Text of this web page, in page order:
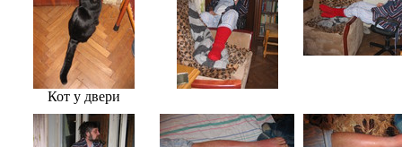
Кот у двери